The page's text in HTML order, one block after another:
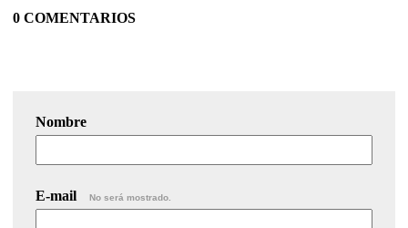
0 COMENTARIOS
Nombre
E-mail No será mostrado.